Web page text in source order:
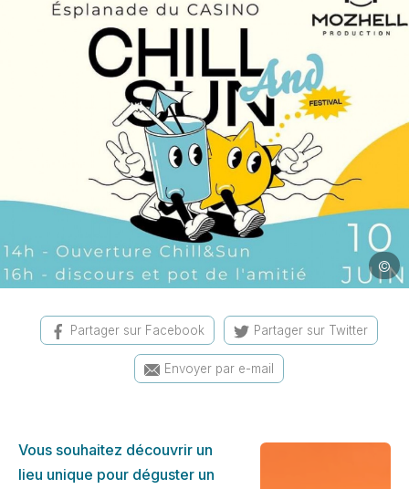
©
Partager sur Facebook Partager sur Twitter
Envoyer par e-mail
Vous souhaitez découvrir un
lieu unique pour déguster un